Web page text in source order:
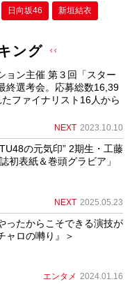
日向坂46 新垣結衣
ング
ョン主催 第３回「スター
終選考会。応募総数16,39
ファイナリスト16人から
NEXT 2023.10.10
の元気印” 2期生・工藤
初表紙＆巻頭グラビア」
NEXT 2025.05.23
ったからこそできる演技が
ャロの囀り』＞
エンタメ 2024.01.16